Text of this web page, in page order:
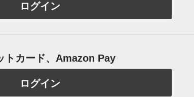
ログイン
トカード、Amazon Pay
ログイン